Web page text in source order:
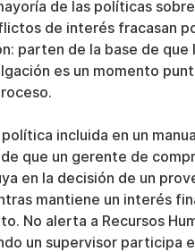
de las políticas sobre
de interés fracasan
parten de la base de que
es un momento
política incluida en un
que un gerente de
en la decisión de un
mantiene un interés
No alerta a Recursos
un supervisor participa